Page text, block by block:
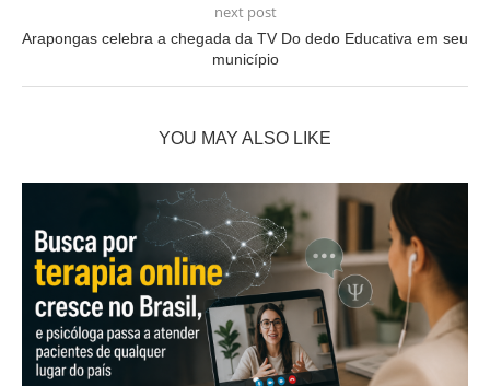
next post
Arapongas celebra a chegada da TV Do dedo Educativa em seu
município
YOU MAY ALSO LIKE